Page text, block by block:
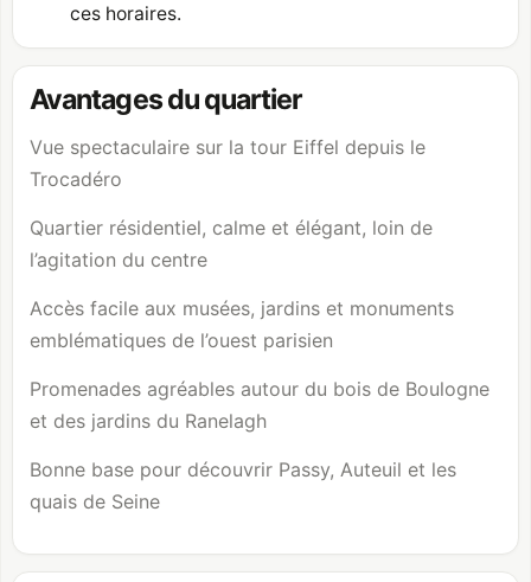
ces horaires.
Avantages du quartier
Vue spectaculaire sur la tour Eiffel depuis le
Trocadéro
Quartier résidentiel, calme et élégant, loin de
l’agitation du centre
Accès facile aux musées, jardins et monuments
emblématiques de l’ouest parisien
Promenades agréables autour du bois de Boulogne
et des jardins du Ranelagh
Bonne base pour découvrir Passy, Auteuil et les
quais de Seine